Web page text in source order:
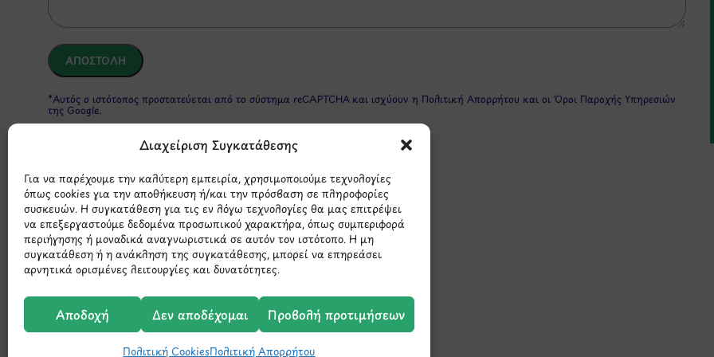
Διαχείριση Συγκατάθεσης
Για να παρέχουμε την καλύτερη εμπειρία, χρησιμοποιούμε τεχνολογίες
όπως cookies για την αποθήκευση ή/και την πρόσβαση σε πληροφορίες
συσκευών. Η συγκατάθεση για τις εν λόγω τεχνολογίες θα μας επιτρέψει
να επεξεργαστούμε δεδομένα προσωπικού χαρακτήρα, όπως συμπεριφορά
περιήγησης ή μοναδικά αναγνωριστικά σε αυτόν τον ιστότοπο. Η μη
συγκατάθεση ή η ανάκληση της συγκατάθεσης, μπορεί να επηρεάσει
αρνητικά ορισμένες λειτουργίες και δυνατότητες.
Αποδοχή Δεν αποδέχομαι Προβολή προτιμήσεων
Πολιτική CookiesΠολιτική Απορρήτου
*Αυτός ο ιστότοπος προστατεύεται από το σύστημα reCAPTCHA και ισχύουν η Πολιτική Απορρήτου και οιΌροι Παροχής Υπηρεσιών
της Google.
Μάθετε πρώτοι τα νέα και τις